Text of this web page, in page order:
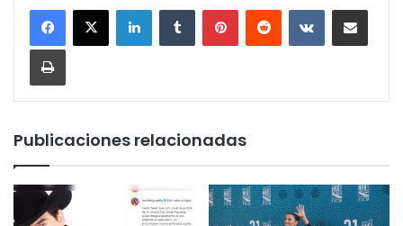
LinkedInTumblr PinterestReddit VKontakteCompartir por
Imprimir
Publicaciones relacionadas